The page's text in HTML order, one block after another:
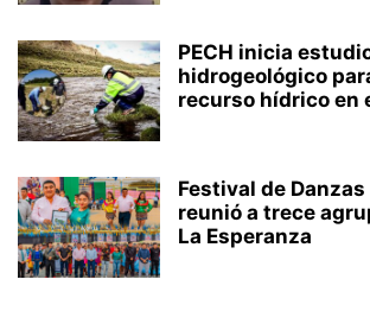
PECH inicia
hidrogeológico
recurso hídrico en
Festival de
reunió a trece
La Esperanza